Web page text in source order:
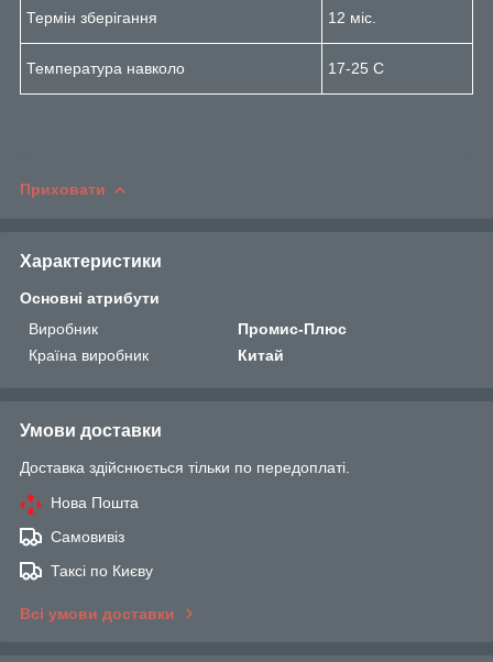
Термін зберігання 12 міс.
Температура навколо 17-25 С
Приховати
Характеристики
Основні атрибути
Виробник
Промис-Плюс
Країна виробник
Китай
Умови доставки
Доставка здійснюється тільки по передоплаті.
Нова Пошта
Самовивіз
Таксі по Києву
Всі умови доставки